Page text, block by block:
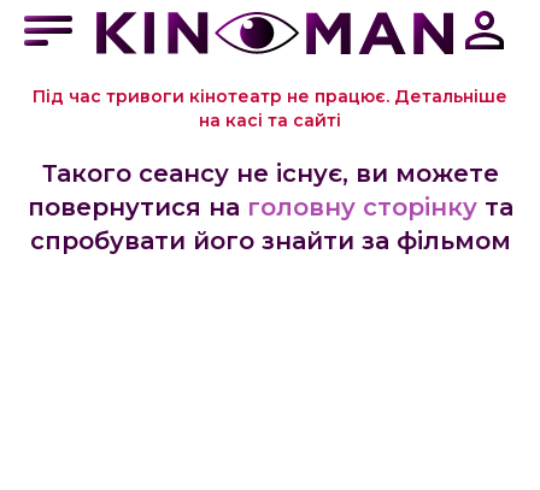
Під час тривоги кінотеатр не працює. Детальніше
на касі та сайті
Такого сеансу не існує, ви можете
повернутися на головну сторінку та
спробувати його знайти за фільмом